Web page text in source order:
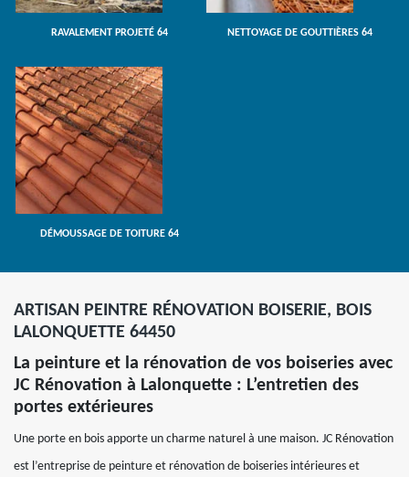
RAVALEMENT PROJETÉ 64 NETTOYAGE DE GOUTTIÈRES 64
DÉMOUSSAGE DE TOITURE 64
ARTISAN PEINTRE RÉNOVATION BOISERIE, BOIS
LALONQUETTE 64450
La peinture et la rénovation de vos boiseries avec
JC Rénovation à Lalonquette : L’entretien des
portes extérieures
Une porte en bois apporte un charme naturel à une maison. JC Rénovation
est l’entreprise de peinture et rénovation de boiseries intérieures et